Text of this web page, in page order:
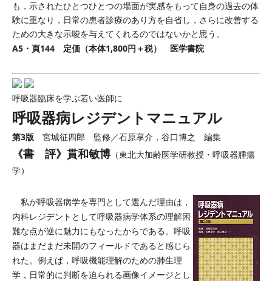
も，示されたひとつひとつの場面が実感をもって自身の過去の体
験に重なり，日常の患者診療のあり方を自省し，さらに改善する
ための大きな示唆を与えてくれるのではないかと思う。
A5・頁144 定価（本体1,800円＋税） 医学書院
呼吸器臨床を学ぶ若い医師に
呼吸器病レジデントマニュアル
第3版 宮城征四郎 監修／石原享介，谷口博之 編集
《書 評》貫和敏博 （東北大加齢医学研教授・呼吸器腫瘍
学）
私が呼吸器病学を専門として選んだ理由は，
内科レジデントとして呼吸器病学体系の理解困
難な点が逆に魅力にもなったからである。呼吸
器はまだまだ未開のフィールドであると感じら
れた。例えば，呼吸機能理解のための肺生理
学，日常的に判断を迫られる画像イメージとし